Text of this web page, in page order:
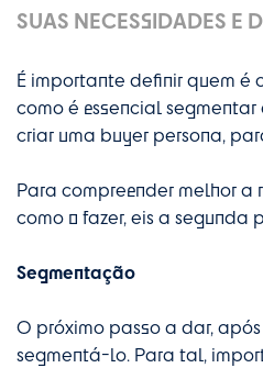
SUAS NECESSIDADES E
É importante definir quem é
como é essencial
criar uma buyer persona,
Para compreender melhor
como o fazer, eis a segunda
Segmentação
O próximo passo a dar,
segmentá-lo. Para tal,